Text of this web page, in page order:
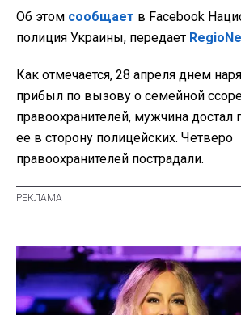
Об этом сообщает в Facebook
полиция Украины, передает
Как отмечается, 28 апреля днем
прибыл по вызову о семейной
правоохранителей, мужчина достал
ее в сторону полицейских. Четверо
правоохранителей пострадали.